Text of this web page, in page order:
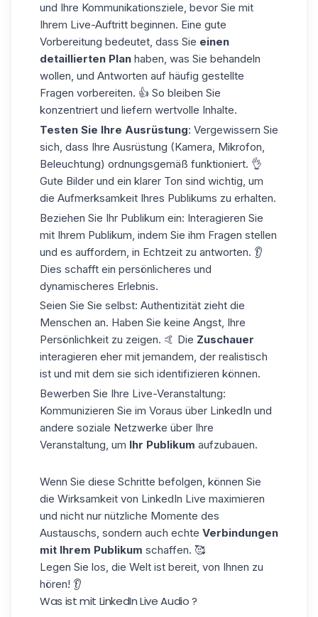
und Ihre Kommunikationsziele, bevor Sie mit
Ihrem Live-Auftritt beginnen. Eine gute
Vorbereitung bedeutet, dass Sie einen
detaillierten Plan haben, was Sie behandeln
wollen, und Antworten auf häufig gestellte
Fragen vorbereiten. 👍 So bleiben Sie
konzentriert und liefern wertvolle Inhalte.
Testen Sie Ihre Ausrüstung: Vergewissern Sie
sich, dass Ihre Ausrüstung (Kamera, Mikrofon,
Beleuchtung) ordnungsgemäß funktioniert. 👌
Gute Bilder und ein klarer Ton sind wichtig, um
die Aufmerksamkeit Ihres Publikums zu erhalten.
Beziehen Sie Ihr Publikum ein: Interagieren Sie
mit Ihrem Publikum, indem Sie ihm Fragen stellen
und es auffordern, in Echtzeit zu antworten. 👂
Dies schafft ein persönlicheres und
dynamischeres Erlebnis.
Seien Sie Sie selbst: Authentizität zieht die
Menschen an. Haben Sie keine Angst, Ihre
Persönlichkeit zu zeigen. 🤙 Die Zuschauer
interagieren eher mit jemandem, der realistisch
ist und mit dem sie sich identifizieren können.
Bewerben Sie Ihre Live-Veranstaltung:
Kommunizieren Sie im Voraus über LinkedIn und
andere soziale Netzwerke über Ihre
Veranstaltung, um Ihr Publikum aufzubauen.
Wenn Sie diese Schritte befolgen, können Sie
die Wirksamkeit von LinkedIn Live maximieren
und nicht nur nützliche Momente des
Austauschs, sondern auch echte Verbindungen
mit Ihrem Publikum schaffen. 🥰
Legen Sie los, die Welt ist bereit, von Ihnen zu
hören! 👂
Was ist mit LinkedIn Live Audio ?